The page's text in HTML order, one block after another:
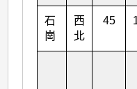
石
崗
西
北
45